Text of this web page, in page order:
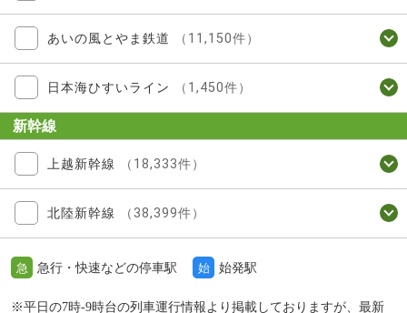
あいの風とやま鉄道 （11,150件）
日本海ひすいライン （1,450件）
新幹線
上越新幹線 （18,333件）
北陸新幹線 （38,399件）
急 急行・快速などの停車駅 始 始発駅
※平日の7時-9時台の列車運行情報より掲載しておりますが、最新